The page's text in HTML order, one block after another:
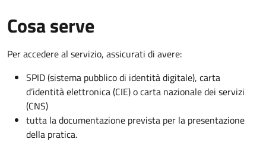
Cosa serve
Per accedere al servizio, assicurati di avere:
SPID (sistema pubblico di identità digitale), carta
d’identità elettronica (CIE) o carta nazionale dei servizi
(CNS)
tutta la documentazione prevista per la presentazione
della pratica.